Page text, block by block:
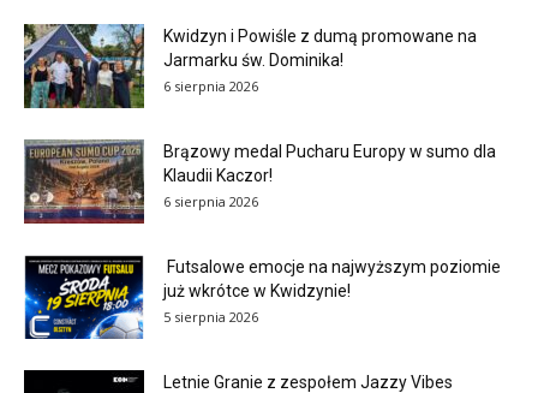
Kwidzyn i Powiśle z dumą promowane na
Jarmarku św. Dominika!
6 sierpnia 2026
Brązowy medal Pucharu Europy w sumo dla
Klaudii Kaczor!
6 sierpnia 2026
Futsalowe emocje na najwyższym poziomie
już wkrótce w Kwidzynie!
5 sierpnia 2026
Letnie Granie z zespołem Jazzy Vibes